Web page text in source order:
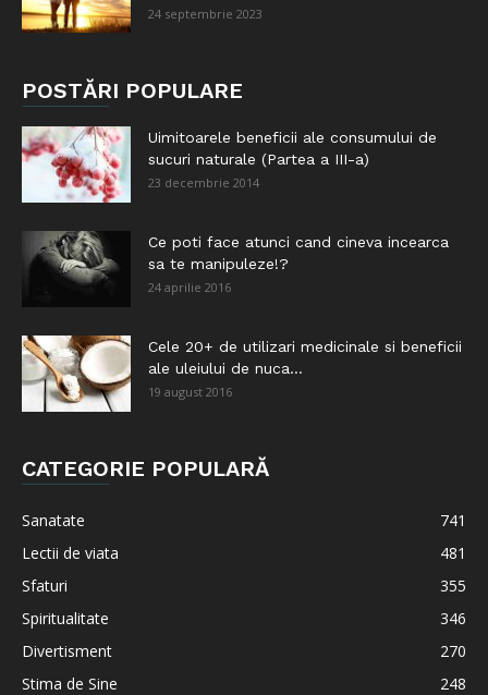
24 septembrie 2023
POSTĂRI POPULARE
Uimitoarele beneficii ale consumului de
sucuri naturale (Partea a III-a)
23 decembrie 2014
Ce poti face atunci cand cineva incearca
sa te manipuleze!?
24 aprilie 2016
Cele 20+ de utilizari medicinale si beneficii
ale uleiului de nuca...
19 august 2016
CATEGORIE POPULARĂ
Sanatate
741
Lectii de viata
481
Sfaturi
355
Spiritualitate
346
Divertisment
270
Stima de Sine
248